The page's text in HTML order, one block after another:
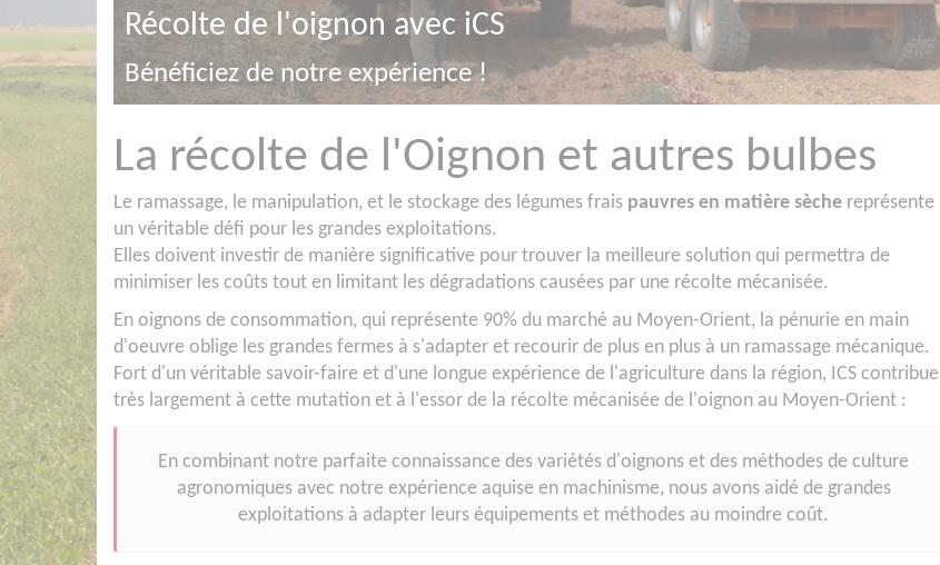
Arrachage, ramassage
Machines haute gamme
La récolte de l'Oignon et autres bulbes
Le ramassage, le manipulation, et le stockage des légumes frais pauvres en matière sèche représente
un véritable défi pour les grandes exploitations.
Elles doivent investir de manière significative pour trouver la meilleure solution qui permettra de
minimiser les coûts tout en limitant les dégradations causées par une récolte mécanisée.
En oignons de consommation, qui représente 90% du marché au Moyen-Orient, la pénurie en main
d'oeuvre oblige les grandes fermes à s'adapter et recourir de plus en plus à un ramassage mécanique.
Fort d'un véritable savoir-faire et d'une longue expérience de l'agriculture dans la région, ICS contribue
très largement à cette mutation et à l'essor de la récolte mécanisée de l'oignon au Moyen-Orient :
En combinant notre parfaite connaissance des variétés d'oignons et des méthodes de culture
agronomiques avec notre expérience aquise en machinisme, nous avons aidé de grandes
exploitations à adapter leurs équipements et méthodes au moindre coût.